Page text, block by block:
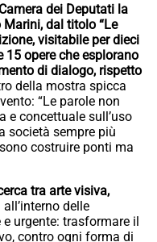
dei Deputati la
dal titolo “Le
visitabile per dieci
opere che esplorano
di dialogo, rispetto
della mostra spicca
“Le parole non
e concettuale sull’uso
società sempre più
costruire ponti ma
tra arte visiva,
all’interno delle
urgente: trasformare il
contro ogni forma di